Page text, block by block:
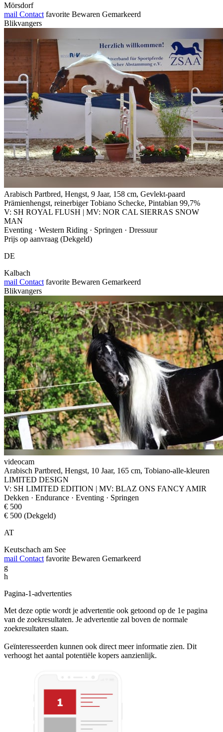
Mörsdorf
mail Contact favorite Bewaren Gemarkeerd
Blikvangers
Arabisch Partbred, Hengst, 9 Jaar, 158 cm, Gevlekt-paard
Prämienhengst, reinerbiger Tobiano Schecke, Pintabian 99,7%
V: SH ROYAL FLUSH | MV: NOR CAL SIERRAS SNOW
MAN
Eventing · Western Riding · Springen · Dressuur
Prijs op aanvraag (Dekgeld)
DE
Kalbach
mail Contact favorite Bewaren Gemarkeerd
Blikvangers
videocam
Arabisch Partbred, Hengst, 10 Jaar, 165 cm, Tobiano-alle-kleuren
LIMITED DESIGN
V: SH LIMITED EDITION | MV: BLAZ ONS FANCY AMIR
Dekken · Endurance · Eventing · Springen
€ 500
€ 500 (Dekgeld)
AT
Keutschach am See
mail Contact favorite Bewaren Gemarkeerd
g
h
Pagina-1-advertenties
Met deze optie wordt je advertentie ook getoond op de 1e pagina
van de zoekresultaten. Je advertentie zal boven de normale
zoekresultaten staan.
Geïnteresseerden kunnen ook direct meer informatie zien. Dit
verhoogt het aantal potentiële kopers aanzienlijk.